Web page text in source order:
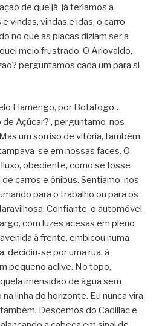
de que já-já teríamos a
vindas, vindas e idas, o carro
no que as placas diziam ser a
meio frustrado. O Ariovaldo,
perguntamos cada um para si
Flamengo, por Botafogo…
de Açúcar?’, perguntamo-nos
um sorriso de vitória, também
se em nossas faces. O
obediente, como se fosse
carros e ônibus. Sentíamo-nos
para o trabalho ou para os
Confiante, o automóvel
com luzes acesas em pleno
à frente, embicou numa
decidiu-se por uma rua, à
pequeno aclive. No topo,
imensidão de água sem
linha do horizonte. Eu nunca vira
Descemos do Cadillac e